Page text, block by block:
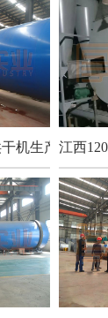
机生产现场
江西